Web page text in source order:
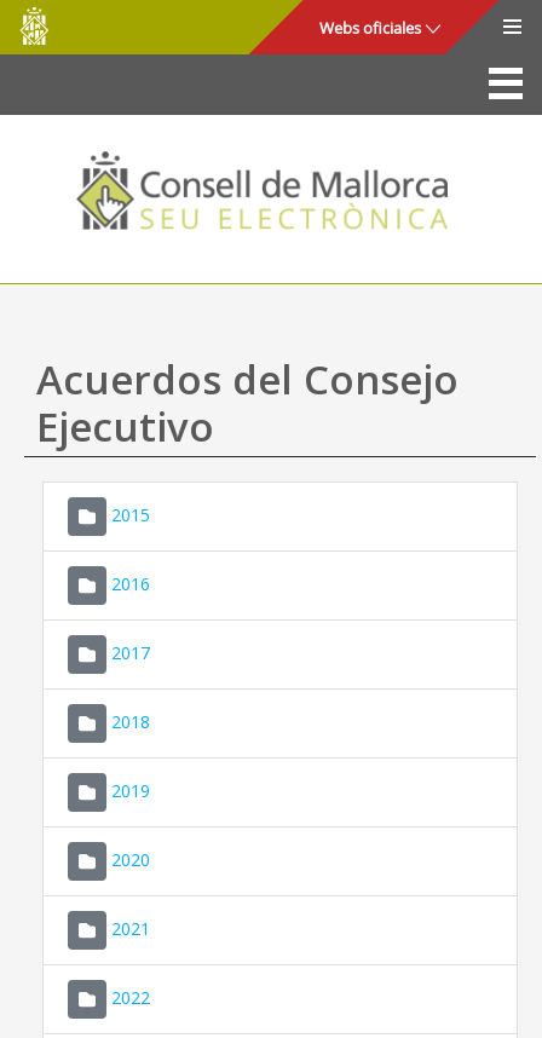
Saltar al contenido principal
Consell
de
Mallorca
Webs oficiales
La Sede
Consejo de Mallorca
Acceso y seguridad
Utilidades
Mapa web
Ayuda
Acuerdos del Consejo
Ejecutivo
2015
2016
2017
2018
2019
2020
2021
2022